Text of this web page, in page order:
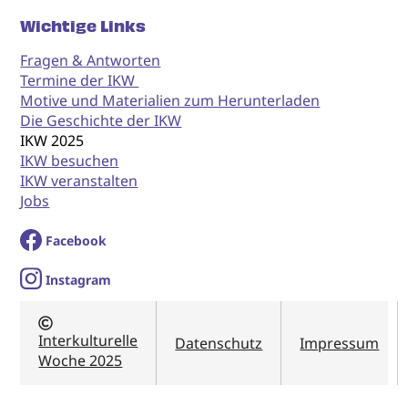
Wichtige Links
Fragen & Antworten
Termine der IKW
Motive und Materialien zum Herunterladen
Die Geschichte der IKW
IKW 2025
IKW besuchen
IKW veranstalten
Jobs
Facebook
Instagram
Interkulturelle
Woche 2025
Datenschutz Impressum